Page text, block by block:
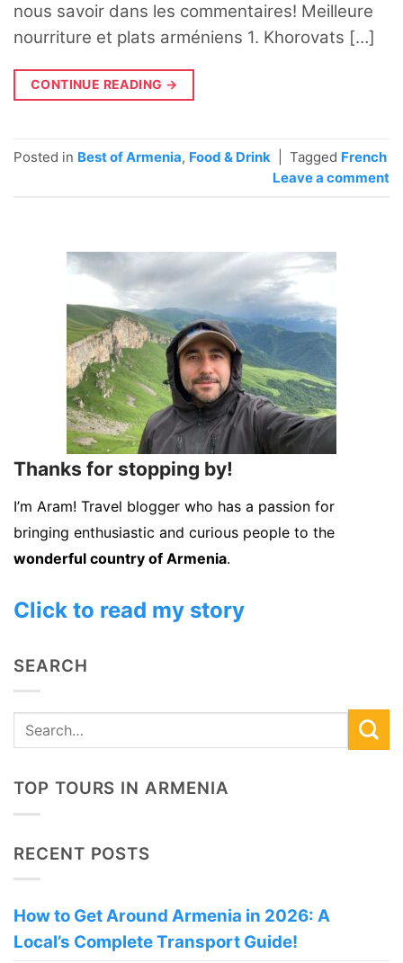
nous savoir dans les commentaires! Meilleure
nourriture et plats arméniens 1. Khorovats […]
CONTINUE READING →
Posted in Best of Armenia, Food & Drink Tagged French
Leave a comment
Thanks for stopping by!
I’m Aram! Travel blogger who has a passion for
bringing enthusiastic and curious people to the
wonderful country of Armenia.
Click to read my story
SEARCH
TOP TOURS IN ARMENIA
RECENT POSTS
How to Get Around Armenia in 2026: A
Local’s Complete Transport Guide!